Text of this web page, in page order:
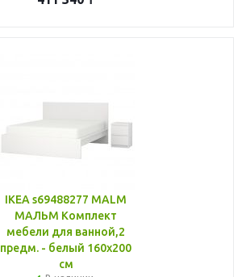
IKEA s69488277 MALM
МАЛЬМ Комплект
мебели для ванной,2
предм. - белый 160x200
см